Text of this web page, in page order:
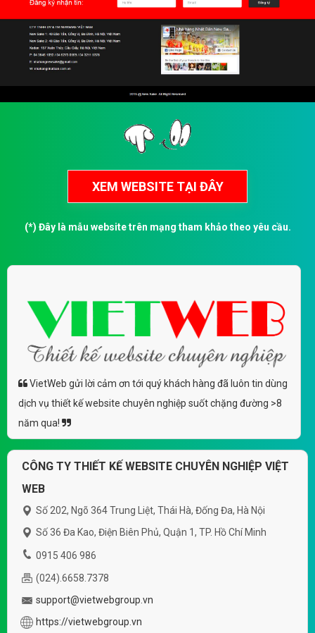
(*) Đây là mẫu website trên mạng tham khảo theo yêu cầu.
VietWeb gửi lời cảm ơn tới quý khách hàng đã luôn tin dùng
dịch vụ thiết kế website chuyên nghiệp suốt chặng đường >8
năm qua!
CÔNG TY THIẾT KẾ WEBSITE CHUYÊN NGHIỆP VIỆT
WEB
Số 202, Ngõ 364 Trung Liệt, Thái Hà, Đống Đa, Hà Nội
Số 36 Đa Kao, Điện Biên Phủ, Quận 1, TP. Hồ Chí Minh
0915 406 986
(024).6658.7378
support@vietwebgroup.vn
https://vietwebgroup.vn